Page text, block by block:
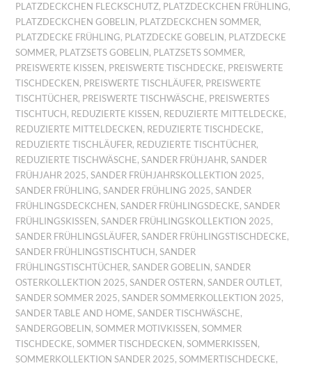
PLATZDECKCHEN FLECKSCHUTZ, PLATZDECKCHEN FRÜHLING,
PLATZDECKCHEN GOBELIN , PLATZDECKCHEN SOMMER,
PLATZDECKE FRÜHLING, PLATZDECKE GOBELIN , PLATZDECKE
SOMMER, PLATZSETS GOBELIN , PLATZSETS SOMMER,
PREISWERTE KISSEN , PREISWERTE TISCHDECKE, PREISWERTE
TISCHDECKEN , PREISWERTE TISCHLÄUFER, PREISWERTE
TISCHTÜCHER, PREISWERTE TISCHWÄSCHE, PREISWERTES
TISCHTUCH , REDUZIERTE KISSEN , REDUZIERTE MITTELDECKE,
REDUZIERTE MITTELDECKEN , REDUZIERTE TISCHDECKE,
REDUZIERTE TISCHLÄUFER, REDUZIERTE TISCHTÜCHER,
REDUZIERTE TISCHWÄSCHE,SANDER FRÜHJAHR,SANDER
FRÜHJAHR 2025,SANDER FRÜHJAHRSKOLLEKTION 2025,
SANDER FRÜHLING,SANDER FRÜHLING 2025,SANDER
FRÜHLINGSDECKCHEN ,SANDER FRÜHLINGSDECKE,SANDER
FRÜHLINGSKISSEN ,SANDER FRÜHLINGSKOLLEKTION 2025,
SANDER FRÜHLINGSLÄUFER,SANDER FRÜHLINGSTISCHDECKE,
SANDER FRÜHLINGSTISCHTUCH ,SANDER
FRÜHLINGSTISCHTÜCHER,SANDER GOBELIN ,SANDER
OSTERKOLLEKTION 2025,SANDER OSTERN ,SANDER OUTLET,
SANDER SOMMER 2025,SANDER SOMMERKOLLEKTION 2025,
SANDER TABLE AND HOME,SANDER TISCHWÄSCHE,
SANDERGOBELIN ,SOMMER MOTIVKISSEN ,SOMMER
TISCHDECKE,SOMMER TISCHDECKEN ,SOMMERKISSEN ,
SOMMERKOLLEKTION SANDER 2025,SOMMERTISCHDECKE,